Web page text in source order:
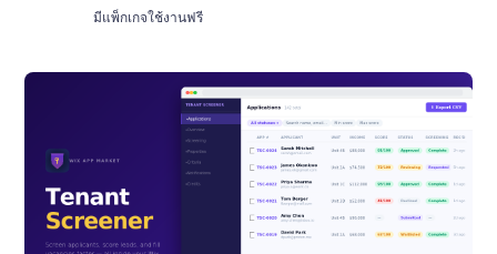
มีแพ็กเกจใช้งานฟรี